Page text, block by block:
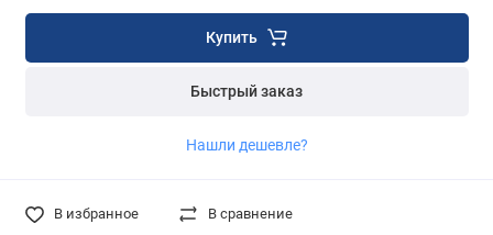
Купить
Быстрый заказ
Нашли дешевле?
В избранное В сравнение